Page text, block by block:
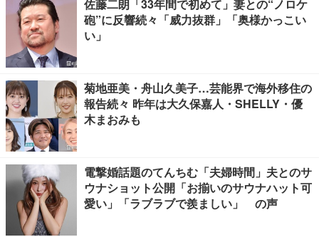
佐藤二朗「33年間で初めて」妻との“ノロケ
砲”に反響続々「威力抜群」「奥様かっこい
い」
菊地亜美・舟山久美子…芸能界で海外移住の
報告続々 昨年は大久保嘉人・SHELLY・優
木まおみも
電撃婚話題のてんちむ「夫婦時間」夫とのサ
ウナショット公開「お揃いのサウナハット可
愛い」「ラブラブで羨ましい」 の声